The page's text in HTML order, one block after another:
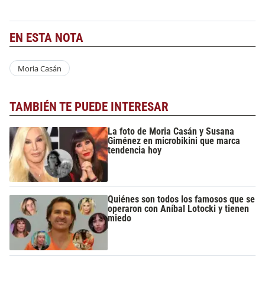
EN ESTA NOTA
Moria Casán
TAMBIÉN TE PUEDE INTERESAR
La foto de Moria Casán y Susana
Giménez en microbikini que marca
tendencia hoy
Quiénes son todos los famosos que se
operaron con Aníbal Lotocki y tienen
miedo